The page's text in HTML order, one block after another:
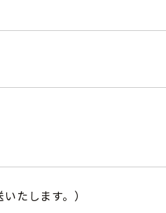
たします。）